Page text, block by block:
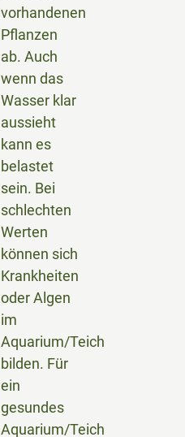
vorhandenen
Pflanzen
ab. Auch
wenn das
Wasser klar
aussieht
kann es
belastet
sein. Bei
schlechten
Werten
können sich
Krankheiten
oder Algen
im
Aquarium/Teich
bilden. Für
ein
gesundes
Aquarium/Teich